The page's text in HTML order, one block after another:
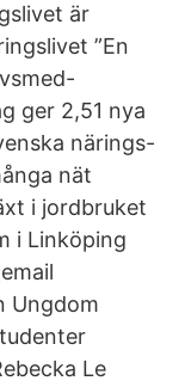
är
”En
ger 2,51 nya
närings-
nät
i jordbruket
i Linköping
Ungdom
Le